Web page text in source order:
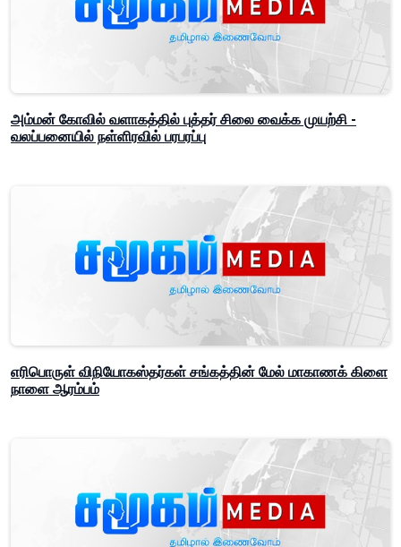
அம்மன் கோவில் வளாகத்தில் புத்தர் சிலை வைக்க முயற்சி -
வலப்பனையில் நள்ளிரவில் பரபரப்பு
எரிபொருள் விநியோகஸ்தர்கள் சங்கத்தின் மேல் மாகாணக் கிளை
நாளை ஆரம்பம்